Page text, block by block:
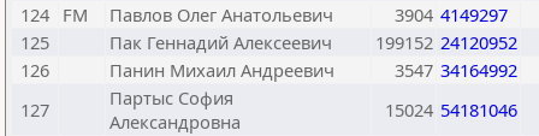
124 FM Павлов Олег Анатольевич 3904 4149297
125
Пак Геннадий Алексеевич 199152 24120952
126
Панин Михаил Андреевич 3547 34164992
127
Партыс София
Александровна
15024 54181046